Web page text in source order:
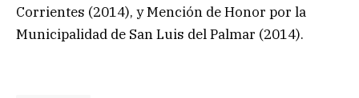
Corrientes (2014), y Mención de Honor por la
Municipalidad de San Luis del Palmar (2014).